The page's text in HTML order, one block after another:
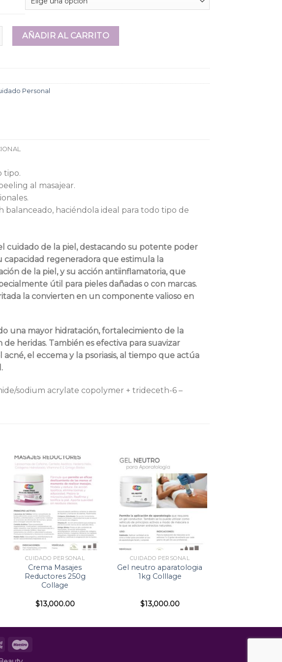
50grs Dafne cantidad
AÑADIR AL CARRITO
Personal
tipo.
al masajear.
haciéndola ideal para todo tipo de
cuidado de la piel, destacando su potente poder
capacidad regeneradora que estimula la
de la piel, y su acción antiinflamatoria, que
útil para pieles dañadas o con marcas.
la convierten en un componente valioso en
una mayor hidratación, fortalecimiento de la
heridas. También es efectiva para suavizar
el eccema y la psoriasis, al tiempo que actúa
sodium acrylate copolymer + trideceth-6 –
CUIDADO PERSONAL
Crema Masajes
Reductores 250g
Collage
$13,000.00
CUIDADO PERSONAL
Gel neutro aparatologia
1kg Colllage
$13,000.00